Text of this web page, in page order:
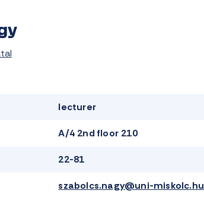
lecturer
A/4 2nd floor 210
22-81
szabolcs.nagy@uni-miskolc.hu